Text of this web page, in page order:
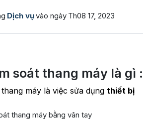
Dịch vụvào ngày Th08 17, 2023
soát thang máy là gì :
máy là việc sửa dụng thiết bị
thang máy bằng vân tay